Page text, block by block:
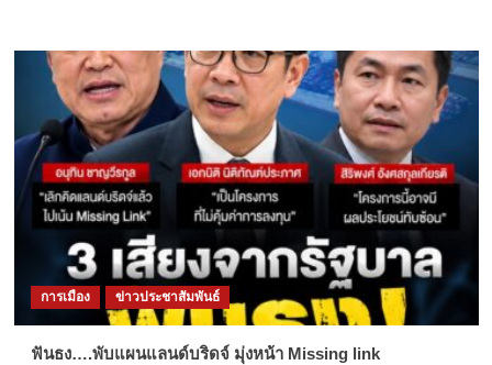
การเมือง ข่าวประชาสัมพันธ์
ฟันธง….พับแผนแลนด์บริดจ์ มุ่งหน้า Missing link